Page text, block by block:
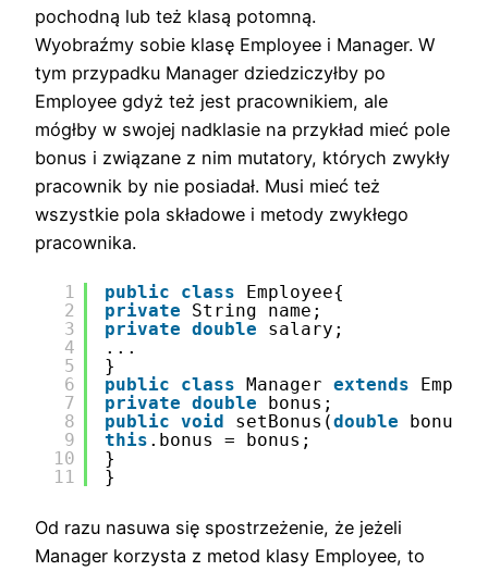
pochodną lub też klasą potomną.
Wyobraźmy sobie klasę Employee i Manager. W
tym przypadku Manager dziedziczyłby po
Employee gdyż też jest pracownikiem, ale
mógłby w swojej nadklasie na przykład mieć pole
bonus i związane z nim mutatory, których zwykły
pracownik by nie posiadał. Musi mieć też
wszystkie pola składowe i metody zwykłego
pracownika.
1
2
3
4
5
6
7
8
9
10
11
public class
Employee{
private
String name;
private double
salary;
...
}
public
class Manager extends
private double
bonus;
public void setBonus(double
bonus){
this .bonus = bonus;
}
}
Od razu nasuwa się spostrzeżenie, że jeżeli
Manager korzysta z metod klasy Employee, to